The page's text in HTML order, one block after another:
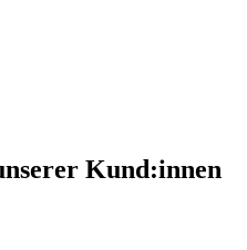
Kund:innen